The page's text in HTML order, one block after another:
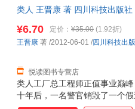
类人 王晋康 著 四川科技出版
类人工厂总工程师正值事业巅
十年后，一名警官销毁了一个
¥6.70 定价： ¥35.00 (1.92折)
悦读图书专营店
王晋康 著 /2012-06-01 /四川科技出